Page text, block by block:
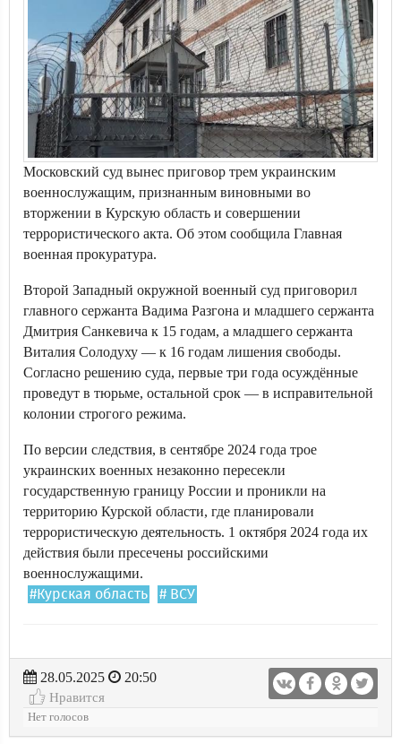
Московский суд вынес приговор трем украинским
военнослужащим, признанным виновными во
вторжении в Курскую область и совершении
террористического акта. Об этом сообщила Главная
военная прокуратура.
Второй Западный окружной военный суд приговорил
главного сержанта Вадима Разгона и младшего сержанта
Дмитрия Санкевича к 15 годам, а младшего сержанта
Виталия Солодуху — к 16 годам лишения свободы.
Согласно решению суда, первые три года осуждённые
проведут в тюрьме, остальной срок — в исправительной
колонии строгого режима.
По версии следствия, в сентябре 2024 года трое
украинских военных незаконно пересекли
государственную границу России и проникли на
территорию Курской области, где планировали
террористическую деятельность. 1 октября 2024 года их
действия были пресечены российскими
военнослужащими.
#Курская область # ВСУ
28.05.2025
20:50
Нравится
Нет голосов